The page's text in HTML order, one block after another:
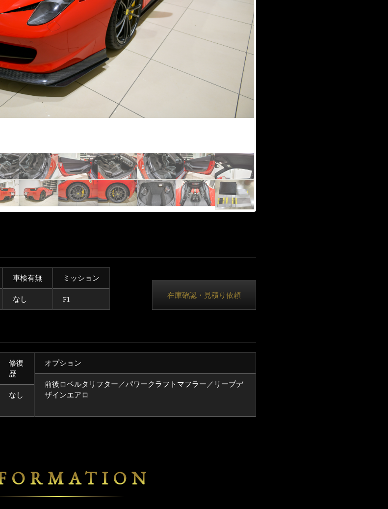
車検有無
なし
ミッション
F1 在庫確認・見積り依頼
修復
歴
なし
オプション
前後ロベルタリフター／パワークラフトマフラー／リープデ
ザインエアロ